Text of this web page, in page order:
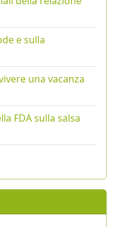
e sulla
una vacanza
FDA sulla salsa